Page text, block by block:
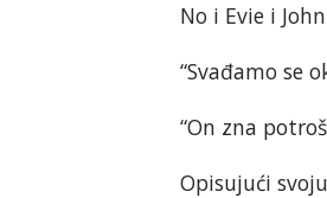
No i Evie i
“Svađamo se
“On zna
Opisujući